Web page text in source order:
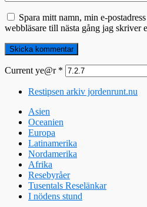
Spara mitt namn, min e-
webbläsare till nästa gång jag skriver
Current ye@r *
Restipsen arkiv jordenrunt.nu
Asien
Oceanien
Europa
Latinamerika
Nordamerika
Afrika
Resebyråer
Tusentals Reselänkar
I nödens stund